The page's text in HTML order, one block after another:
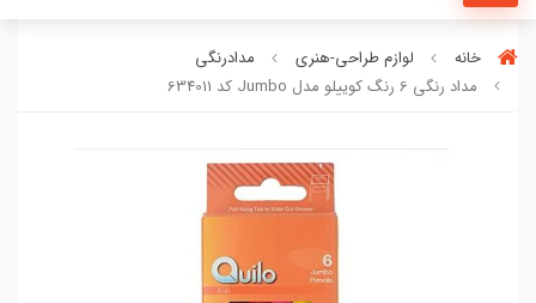
خانه لوازم طراحی-هنری
مدادرنگی
مداد رنگی 6 رنگ کوییلو مدل Jumbo کد 634011